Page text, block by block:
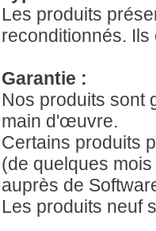
Les produits
reconditionnés.
Garantie :
Nos produits sont
main d'œuvre.
Certains produits
(de quelques
auprès de
Les produits neuf